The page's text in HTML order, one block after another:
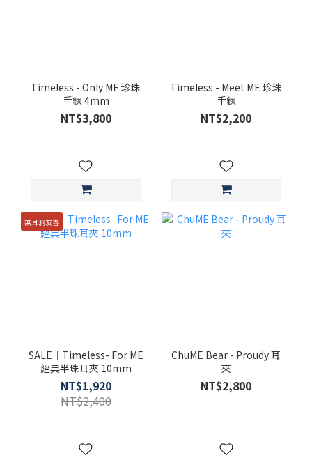
Timeless - Only ME 珍珠
手鍊 4mm
NT$3,800
Timeless - Meet ME 珍珠
手鍊
NT$2,200
無耳洞友善
SALE｜Timeless- For ME
經典半珠耳夾 10mm
NT$1,920
NT$2,400
ChuME Bear - Proudy 耳
夾
NT$2,800